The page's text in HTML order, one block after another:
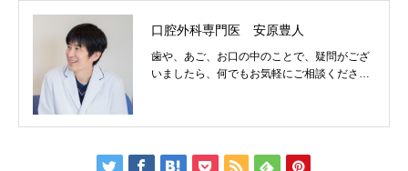
口腔外科専門医 安原豊人
歯や、あご、お口の中のことで、疑問がござ
いましたら、何でもお気軽にご相談くださ